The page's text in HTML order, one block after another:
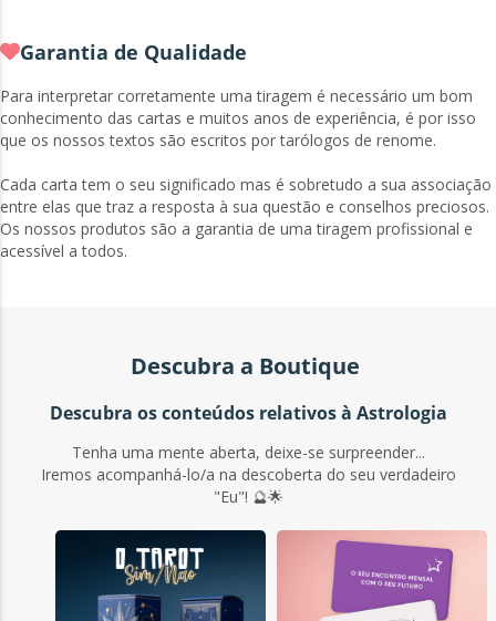
Garantia de Qualidade
Para interpretar corretamente uma tiragem é necessário um bom
conhecimento das cartas e muitos anos de experiência, é por isso
que os nossos textos são escritos por tarólogos de renome.
Cada carta tem o seu significado mas é sobretudo a sua associação
entre elas que traz a resposta à sua questão e conselhos preciosos.
Os nossos produtos são a garantia de uma tiragem profissional e
acessível a todos.
Descubra a Boutique
Descubra os conteúdos relativos à Astrologia
Tenha uma mente aberta, deixe-se surpreender...
Iremos acompanhá-lo/a na descoberta do seu verdadeiro
"Eu"! 🔮🌟